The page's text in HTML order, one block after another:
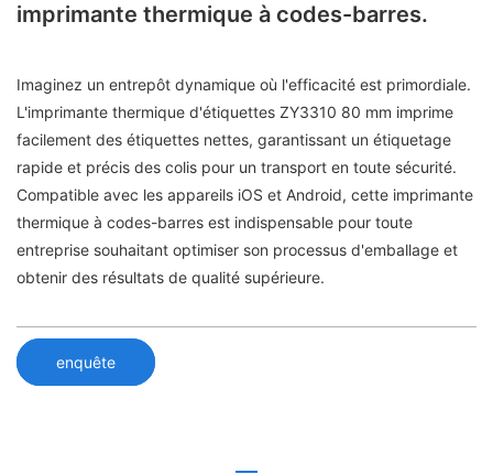
imprimante thermique à codes-barres.
Imaginez un entrepôt dynamique où l'efficacité est primordiale.
L'imprimante thermique d'étiquettes ZY3310 80 mm imprime
facilement des étiquettes nettes, garantissant un étiquetage
rapide et précis des colis pour un transport en toute sécurité.
Compatible avec les appareils iOS et Android, cette imprimante
thermique à codes-barres est indispensable pour toute
entreprise souhaitant optimiser son processus d'emballage et
obtenir des résultats de qualité supérieure.
enquête